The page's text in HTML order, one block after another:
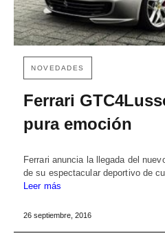
NOVEDADES
Ferrari
pura emoción
Ferrari anuncia la llegada del
de su espectacular deportivo de
Leer más
26 septiembre, 2016